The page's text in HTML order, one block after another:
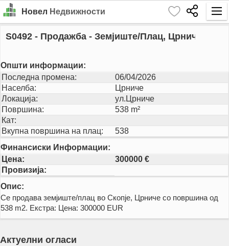
Новел Недвижности
Почетна
Издавање
Продажба
За Нас
Контакт
Најава
MK
EN
S0492 - Продажба - Земјиште/Плац, Црниче
Општи информации:
Последна промена:
06/04/2026
Населба:
Црниче
Локација:
ул.Црниче
Површина:
538 m²
Кат:
Вкупна површина на плац:
538
Финансиски Информации:
Цена:
300000 €
Провизија:
Опис:
Се продава земјиште/плац во Скопје, Црниче со површина од
538 m2. Екстра: Цена: 300000 EUR
Актуелни огласи